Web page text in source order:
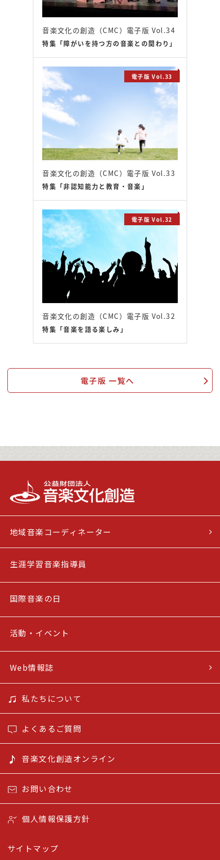
音楽文化の創造（CMC）電子版 Vol.34
特集「障がいを持つ方の音楽との関わり」
電子版 Vol.33
音楽文化の創造（CMC）電子版 Vol.33
特集「非認知能力と教育・音楽」
電子版 Vol.32
音楽文化の創造（CMC）電子版 Vol.32
特集「音楽を語る楽しみ」
電子版 一覧へ
地域音楽コーディネーター
生涯学習音楽指導員
国際音楽の日
活動・イベント
Web情報誌
私たちについて
よくあるご質問
音楽文化創造オンライン
お問い合わせ
個人情報保護方針
サイトマップ